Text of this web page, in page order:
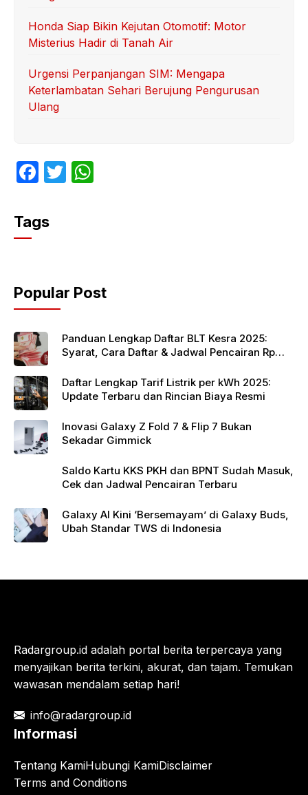
Honda Siap Bikin Kejutan Otomotif: Motor
Misterius Hadir di Tanah Air
Urgensi Perpanjangan SIM: Mengapa
Keterlambatan Sehari Berujung Pengurusan
Ulang
F
c
e
o
o
k
T
p
p
Tags
Popular Post
Panduan Lengkap Daftar BLT Kesra 2025:
Syarat, Cara Daftar & Jadwal Pencairan Rp
Daftar Lengkap Tarif Listrik per kWh 2025:
Update Terbaru dan Rincian Biaya Resmi
Inovasi Galaxy Z Fold 7 & Flip 7 Bukan
Sekadar Gimmick
Saldo Kartu KKS PKH dan BPNT Sudah Masuk,
Cek dan Jadwal Pencairan Terbaru
Galaxy AI Kini ‘Bersemayam’ di Galaxy Buds,
Ubah Standar TWS di Indonesia
Radargroup.id adalah portal berita terpercaya yang
menyajikan berita terkini, akurat, dan tajam. Temukan
wawasan mendalam setiap hari!
info@radargroup.id
Informasi
Tentang KamiHubungi KamiDisclaimer
Terms and Conditions